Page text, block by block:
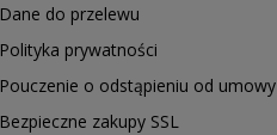
Dane do przelewu
Polityka prywatności
Pouczenie o odstąpieniu od umowy
Bezpieczne zakupy SSL